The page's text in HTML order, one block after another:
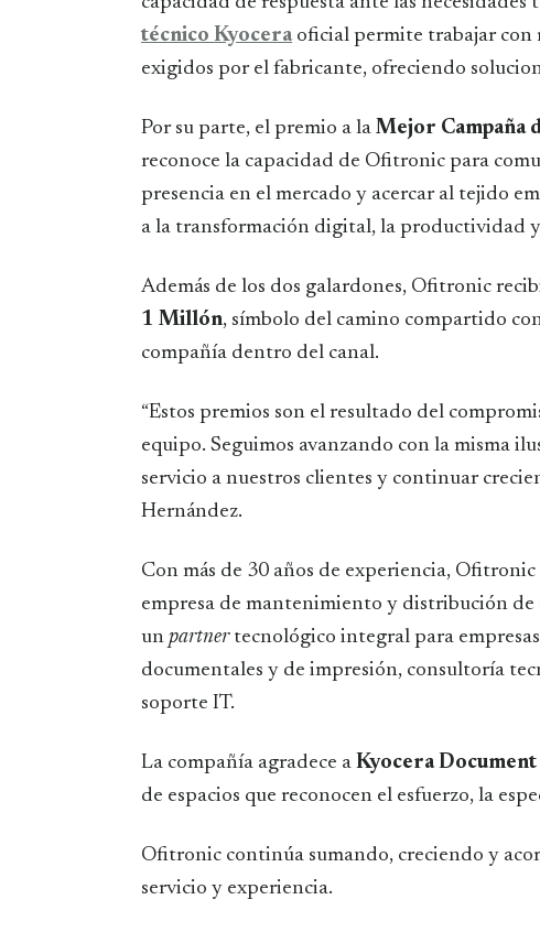
técnico Kyoceraoficial permite trabajar con
exigidos por el fabricante, ofreciendo
Por su parte, el premio a la Mejor Campaña
reconoce la capacidad de Ofitronic para
presencia en el mercado y acercar al tejido
a la transformación digital, la productividad
Además de los dos galardones, Ofitronic
1 Millón, símbolo del camino compartido
compañía dentro del canal.
“Estos premios son el resultado del
equipo. Seguimos avanzando con la misma
servicio a nuestros clientes y continuar
Hernández.
Con más de 30 años de experiencia,
empresa de mantenimiento y distribución
un partnertecnológico integral para
documentales y de impresión, consultoría
soporte IT.
La compañía agradece a Kyocera Document
de espacios que reconocen el esfuerzo, la
Ofitronic continúa sumando, creciendo y
servicio y experiencia.